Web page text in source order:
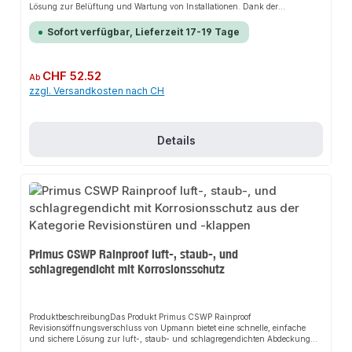
Lösung zur Belüftung und Wartung von Installationen. Dank der
flexibel an verschiedene Wand- und Deckeneinbau-Anwendungen an. Das
robuste Design und die einfache Montage machen dieses Produkt zu einer
Vierkantverschluss4 Maueranker sorgen für eine sichere Montage in Wand
oder GipskartonoberflächenAushängbares TürblattLinks- oder
ventilenElektroinstallation: Zugang zu Kabeln und VerteilerdosenLüftung:
Sortiment finden Sie auch passende Zubehörteile sowie weitere Produkte für
den Anschluss.
Sofort verfügbar, Lieferzeit 17-19 Tage
Regulärer Preis:
Ab CHF 52.52
zzgl. Versandkosten nach CH
Details
Primus CSWP Rainproof luft-, staub-, und
schlagregendicht mit Korrosionsschutz
ProduktbeschreibungDas Produkt Primus CSWP Rainproof
Revisionsöffnungsverschluss von Upmann bietet eine schnelle, einfache
und sichere Lösung zur luft-, staub- und schlagregendichten Abdeckung